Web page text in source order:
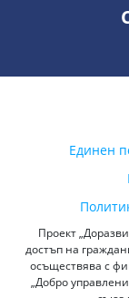
Единен
Проект
достъп на
осъществява с
„Добро